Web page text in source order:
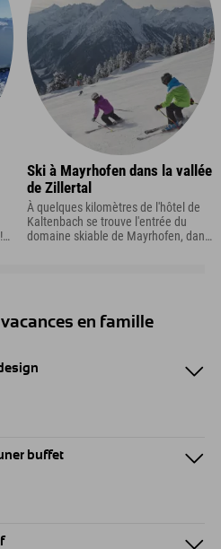
Ski à Mayrhofen dans la vallée
de Zillertal
À quelques kilomètres de l'hôtel de
Kaltenbach se trouve l'entrée du
domaine skiable de Mayrhofen, dans
en famille
buffet